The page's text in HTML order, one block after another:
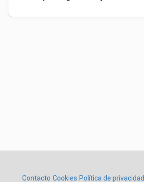
Contacto Cookies Política de privacidad